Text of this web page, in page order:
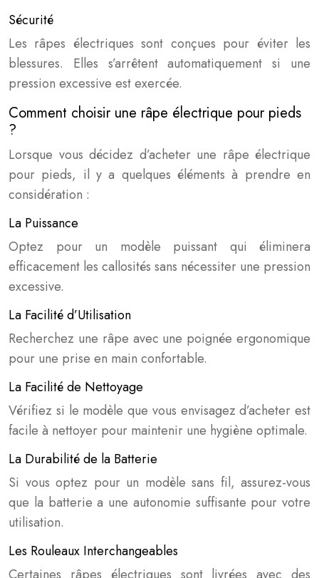
Sécurité
Les râpes électriques sont conçues pour éviter les
blessures. Elles s’arrêtent automatiquement si une
pression excessive est exercée.
Comment choisir une râpe électrique pour pieds
?
Lorsque vous décidez d’acheter une râpe électrique
pour pieds, il y a quelques éléments à prendre en
considération :
La Puissance
Optez pour un modèle puissant qui éliminera
efficacement les callosités sans nécessiter une pression
excessive.
La Facilité d’Utilisation
Recherchez une râpe avec une poignée ergonomique
pour une prise en main confortable.
La Facilité de Nettoyage
Vérifiez si le modèle que vous envisagez d’acheter est
facile à nettoyer pour maintenir une hygiène optimale.
La Durabilité de la Batterie
Si vous optez pour un modèle sans fil, assurez-vous
que la batterie a une autonomie suffisante pour votre
utilisation.
Les Rouleaux Interchangeables